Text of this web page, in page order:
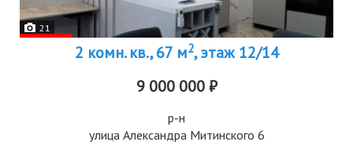
21
2 комн. кв., 67 м2, этаж 12/14
9 000 000 ₽
р-н
улица Александра Митинского 6